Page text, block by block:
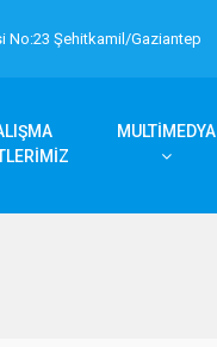
No:23 Şehitkamil/Gaziantep
MULTİMEDYA